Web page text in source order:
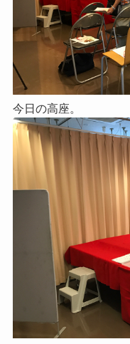
今日の高座。